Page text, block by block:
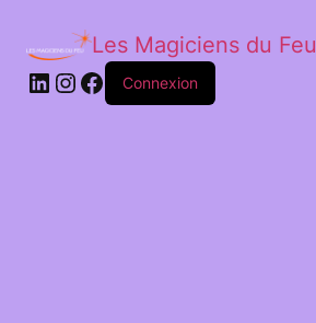
Les Magiciens du Feu
LinkedIn
Instagram
Facebook
Connexion